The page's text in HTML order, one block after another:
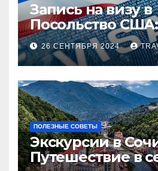
Запись на визу в
Посольство США:
Пошаговое
26 СЕНТЯБРЯ 2024
ПОЛЕЗНЫЕ СОВЕТЫ
Экскурсии в
Путешествие в